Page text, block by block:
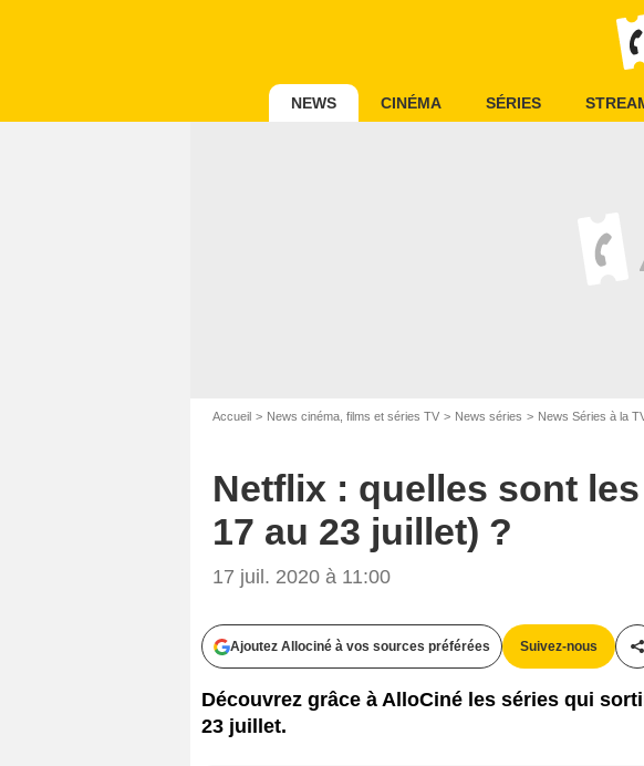
NEWS CINÉMA SÉRIES
Accueil News cinéma, films et séries TV News séries News Séries à la
Netflix : quelles sont
17 au 23 juillet) ?
17 juil. 2020 à 11:00
Ajoutez Allociné à vos sources préférées Suivez-nous
Découvrez grâce à AlloCiné les séries qui
23 juillet.